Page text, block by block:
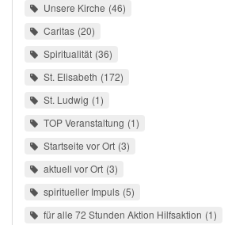
Unsere Kirche 46
Caritas 20
Spiritualität 36
St. Elisabeth 172
St. Ludwig 1
TOP Veranstaltung 1
Startseite vor Ort 3
aktuell vor Ort 3
spiritueller Impuls 5
für alle 72 Stunden Aktion Hilfsaktion 1